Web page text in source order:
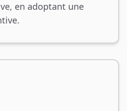
en adoptant une